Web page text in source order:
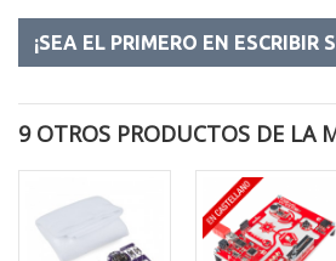
¡SEA EL PRIMERO EN ESCRIBIR
9 OTROS PRODUCTOS DE LA